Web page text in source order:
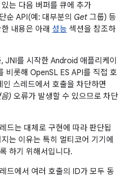
는 다음 버퍼를 큐에 추가
순 API(예: 대부분의 Get 그룹) 등
내용은 아래 성능 섹션을 참조하
JNI를 시작한 Android 애플리케이
비롯해 OpenSL ES API를 직접 호
스레드에서 호출을 차단하면
) 오류가 발생할 수 있으므로 차단
드는 대체로 구현에 따라 판단됩
는 이유는 특히 멀티코어 기기에
하기 위해서입니다.
드에서 여러 호출의 ID가 모두 동